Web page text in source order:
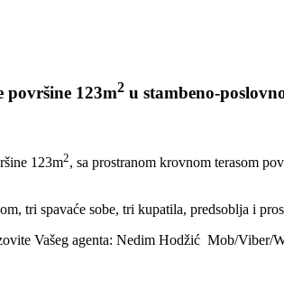
površine 123m2 u stambeno-
123m2, sa prostranom krovnom terasom
tri spavaće sobe, tri kupatila, predsoblja i
Vašeg agenta: Nedim Hodžić Mob/Viber/